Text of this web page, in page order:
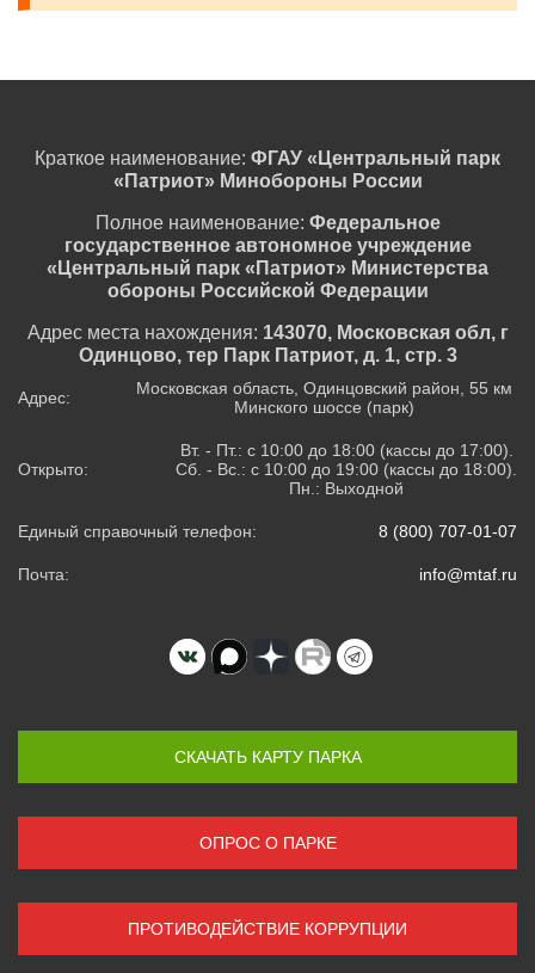
Краткое наименование: ФГАУ «Центральный парк
«Патриот» Минобороны России
Полное наименование: Федеральное
государственное автономное учреждение
«Центральный парк «Патриот» Министерства
обороны Российской Федерации
Адрес места нахождения: 143070, Московская обл, г
Одинцово, тер Парк Патриот, д. 1, стр. 3
Адрес:
Московская область, Одинцовский район, 55 км
Минского шоссе (парк)
Открыто:
Вт. - Пт.: с 10:00 до 18:00 (кассы до 17:00).
Сб. - Вс.: с 10:00 до 19:00 (кассы до 18:00).
Пн.: Выходной
Единый справочный телефон: 8 (800) 707-01-07
Почта: info@mtaf.ru
СКАЧАТЬ КАРТУ ПАРКА
ОПРОС О ПАРКЕ
ПРОТИВОДЕЙСТВИЕ КОРРУПЦИИ